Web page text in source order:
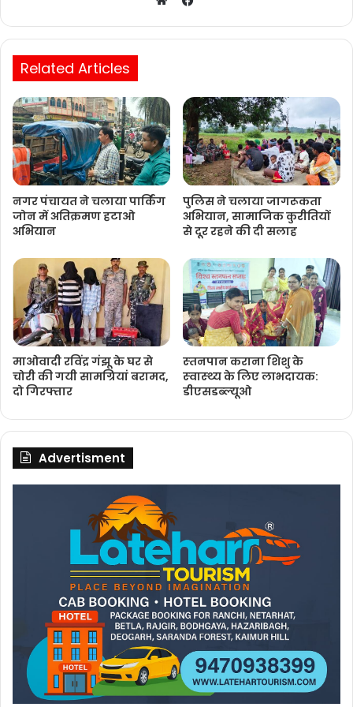
Related Articles
नगर पंचायत ने चलाया पार्किंग
जोन में अतिक्रमण हटाओ
अभियान
पुलिस ने चलाया जागरूकता
अभियान, सामाजिक कुरीतियों
से दूर रहने की दी सलाह
माओवादी रविंद्र गंझू के घर से
चोरी की गयी सामग्रियां बरामद,
दो गिरफ्तार
स्‍तनपान कराना शिशु के
स्‍वास्‍थ्‍य के लिए लाभदायक:
डीएसडब्‍ल्‍यूओ
Advertisment